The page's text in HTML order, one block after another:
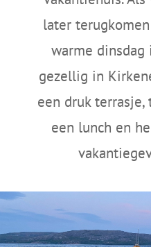
later
warme
gezellig in
een druk
een lunch en